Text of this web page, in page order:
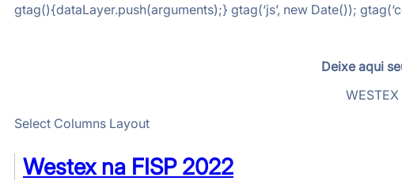
gtag(){dataLayer.push(arguments);} gtag(‘js’, new Date());
Deixe aqui
Select Columns Layout
Westex na FISP 2022